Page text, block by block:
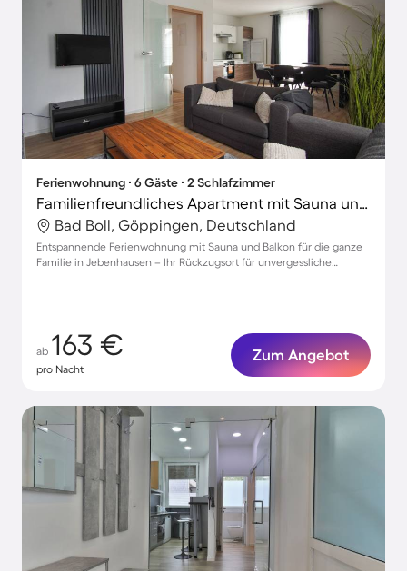
Ferienwohnung ∙ 6 Gäste ∙ 2 Schlafzimmer
Familienfreundliches Apartment mit Sauna und Grill | Ideal für Homeoffice
Bad Boll, Göppingen, Deutschland
Entspannende Ferienwohnung mit Sauna und Balkon für die ganze
Familie in Jebenhausen – Ihr Rückzugsort für unvergessliche
ab 163 €
pro Nacht
Zum Angebot